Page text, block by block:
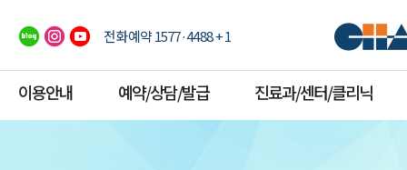
전화예약 1577·4488 + 1
이용안내 예약/상담/발급 진료과/센터/클리닉